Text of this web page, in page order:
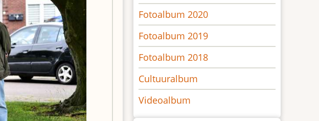
Fotoalbum 2020
Fotoalbum 2019
Fotoalbum 2018
Cultuuralbum
Videoalbum